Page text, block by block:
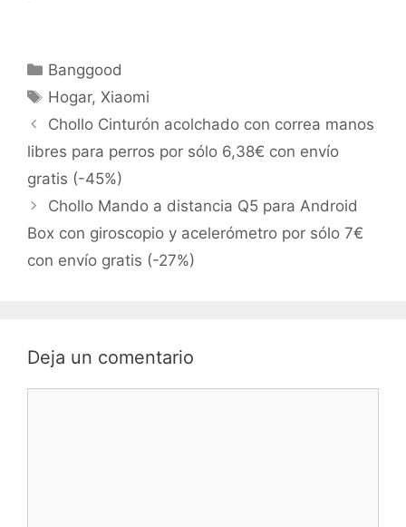
Categorías
Banggood
Etiquetas
Hogar,Xiaomi
Chollo Cinturón acolchado con correa manos
libres para perros por sólo 6,38€ con envío
gratis (-45%)
Chollo Mando a distancia Q5 para Android
Box con giroscopio y acelerómetro por sólo 7€
con envío gratis (-27%)
Deja un comentario